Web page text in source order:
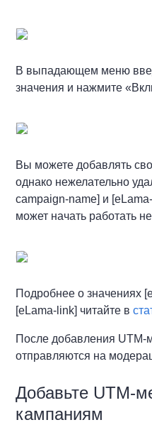
В выпадающем меню
значения и нажмите
Вы можете добавлять
однако нежелательно
campaign-name] и
может начать работать
Подробнее о значениях
[eLama-link] читайте в
После добавления UTM-
отправляются на
Добавьте UTM-
кампаниям